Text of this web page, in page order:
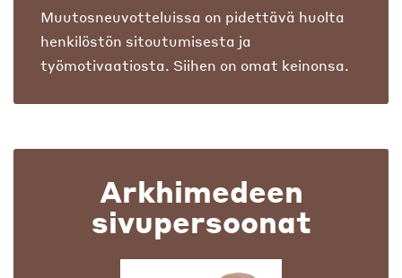
Muutosneuvotteluissa on pidettävä huolta
henkilöstön sitoutumisesta ja
työmotivaatiosta. Siihen on omat keinonsa.
Arkhimedeen
sivupersoonat